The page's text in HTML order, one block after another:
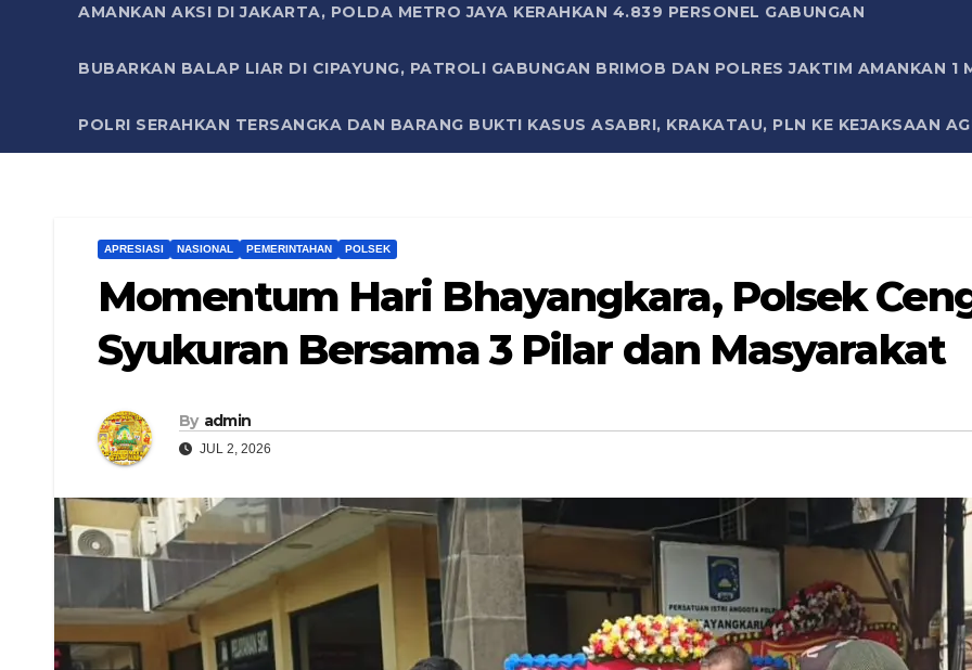
AMANKAN AKSI DI JAKARTA, POLDA METRO JAYA KERAHKAN 4.839 PERSONEL GABUNGAN
BUBARKAN BALAP LIAR DI CIPAYUNG, PATROLI GABUNGAN BRIMOB DAN POLRES JAKTIM AMANKAN 1
POLRI SERAHKAN TERSANGKA DAN BARANG BUKTI KASUS ASABRI, KRAKATAU, PLN KE KEJAKSAAN
APRESIASI NASIONAL PEMERINTAHAN POLSEK
Momentum Hari Bhayangkara, Polsek
Syukuran Bersama 3 Pilar dan Masyarakat
By admin
JUL 2, 2026